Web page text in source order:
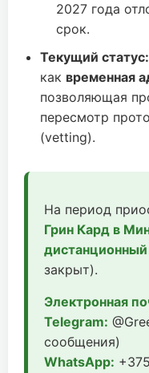
2027 года
срок.
Текущий статус:
как временная
позволяющая
пересмотр
(vetting).
На период
Грин Кард в
дистанционный
закрыт).
Электронная
Telegram:
сообщения)
WhatsApp: